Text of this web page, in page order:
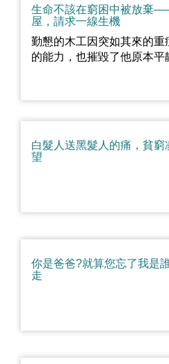
生命不該在窮困中被放棄
屋，請求一線生機
勤懇的木工因突如其來的
的能力，也摧毀了他原本平
白髮人送黑髮人的痛，貧
望
你是爸爸?就算您忘了我是
走